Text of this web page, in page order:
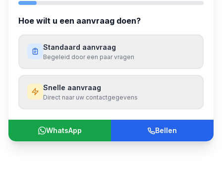
Hoe wilt u een aanvraag doen?
Standaard aanvraag
Begeleid door een paar vragen
Snelle aanvraag
Direct naar uw contactgegevens
WhatsApp Bellen